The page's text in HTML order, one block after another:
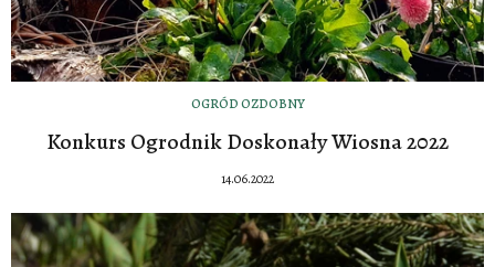
OGRÓD OZDOBNY
Konkurs Ogrodnik Doskonały Wiosna 2022
14.06.2022